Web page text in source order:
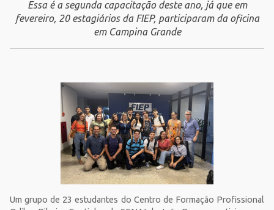
Essa é a segunda capacitação deste ano, já que em
fevereiro, 20 estagiários da FIEP, participaram da oficina
em Campina Grande
Um grupo de 23 estudantes do Centro de Formação Profissional